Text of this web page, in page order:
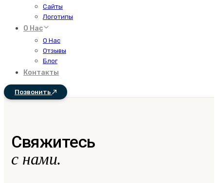
Сайты
Логотипы
О Нас
О Нас
Отзывы
Блог
Контакты
Позвонить
Свяжитесь
с нами.